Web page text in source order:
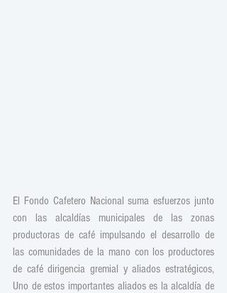
El Fondo Cafetero Nacional suma esfuerzos junto
con las alcaldías municipales de las zonas
productoras de café impulsando el desarrollo de
las comunidades de la mano con los productores
de café dirigencia gremial y aliados estratégicos,
Uno de estos importantes aliados es la alcaldía de